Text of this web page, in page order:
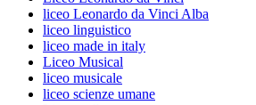
liceo Leonardo da Vinci Alba
liceo linguistico
liceo made in italy
Liceo Musical
liceo musicale
liceo scienze umane